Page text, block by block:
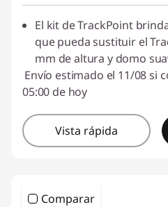
El kit de TrackPoint
que pueda sustituir el
mm de altura y domo
Envío estimado el 11/08 si
05:00 de hoy
Vista rápida
Comparar